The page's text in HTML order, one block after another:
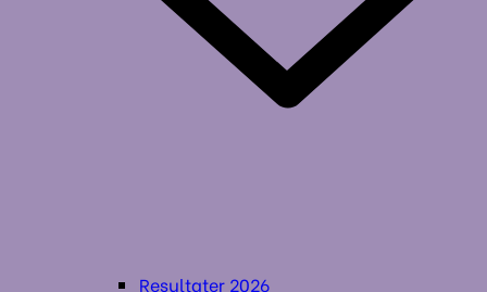
Resultater 2026